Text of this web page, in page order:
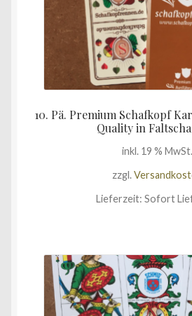
10. Pä. Premium Schafkopf
Quality in
inkl. 19 % MwSt.
zzgl.
Lieferzeit: Sofort